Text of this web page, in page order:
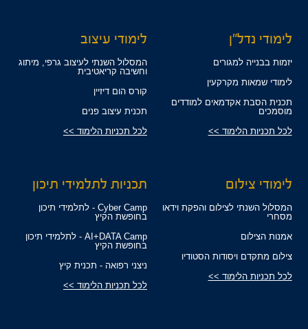
לימודי נדל"ן
יזמות בבנייה למגורים
לימודי שמאות מקרקעין
תכנית הסבת אקדמאים למודדים
מוסמכים
לכל תכניות הלימוד >>
לימודי עיצוב
המסלול השנתי לעיצוב גרפי, מיתוג
וחשיבה קריאטיבית
קורס הום דיזיין
תכנית עיצוב פנים
לכל תכניות הלימוד >>
לימודי צילום
המסלול השנתי לצילום והפקת וידאו
מסחרי
אמנות הצילום
צילום מתקדם ויסודות הסטודיו
לכל תכניות הלימוד >>
תכניות לתלמידי תיכון
Cyber Camp - לתלמידי תיכון
בחופשת הקיץ
AI+DATA Camp - לתלמידי תיכון
בחופשת הקיץ
ניצני רפואה - תכנית קיץ
לכל תכניות הלימוד >>